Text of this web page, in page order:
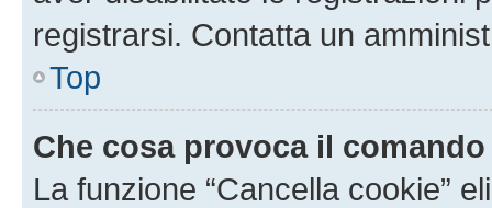
registrarsi. Contatta un
Top
Che cosa provoca il
La funzione “Cancella cookie”